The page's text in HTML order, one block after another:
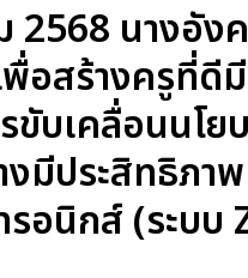
นางอัง
อสร้างครูที่ดี
ขับเคลื่อนนโ
มีประสิทธิภา
รอนิกส์ (ระบ